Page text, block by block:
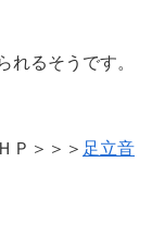
れるそうです。
Ｐ＞＞＞ 足立音